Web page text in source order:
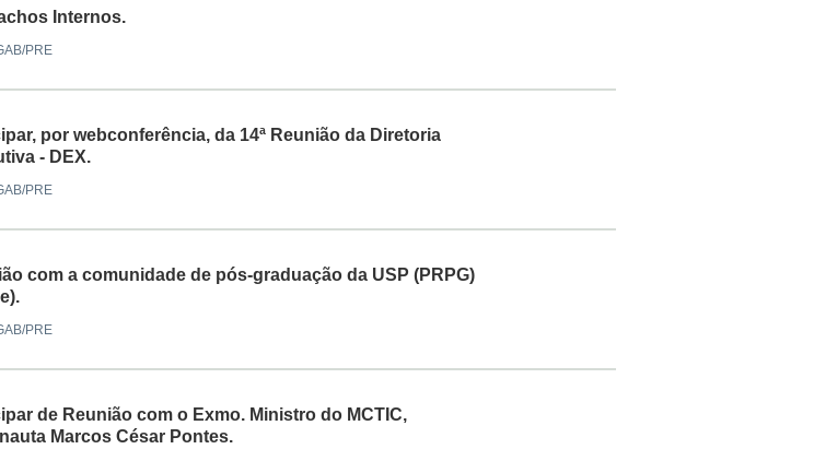
Internos.
PRE
por webconferência, da 14ª Reunião da Diretoria
- DEX.
PRE
com a comunidade de pós-graduação da USP (PRPG)
PRE
de Reunião com o Exmo. Ministro do MCTIC,
Marcos César Pontes.